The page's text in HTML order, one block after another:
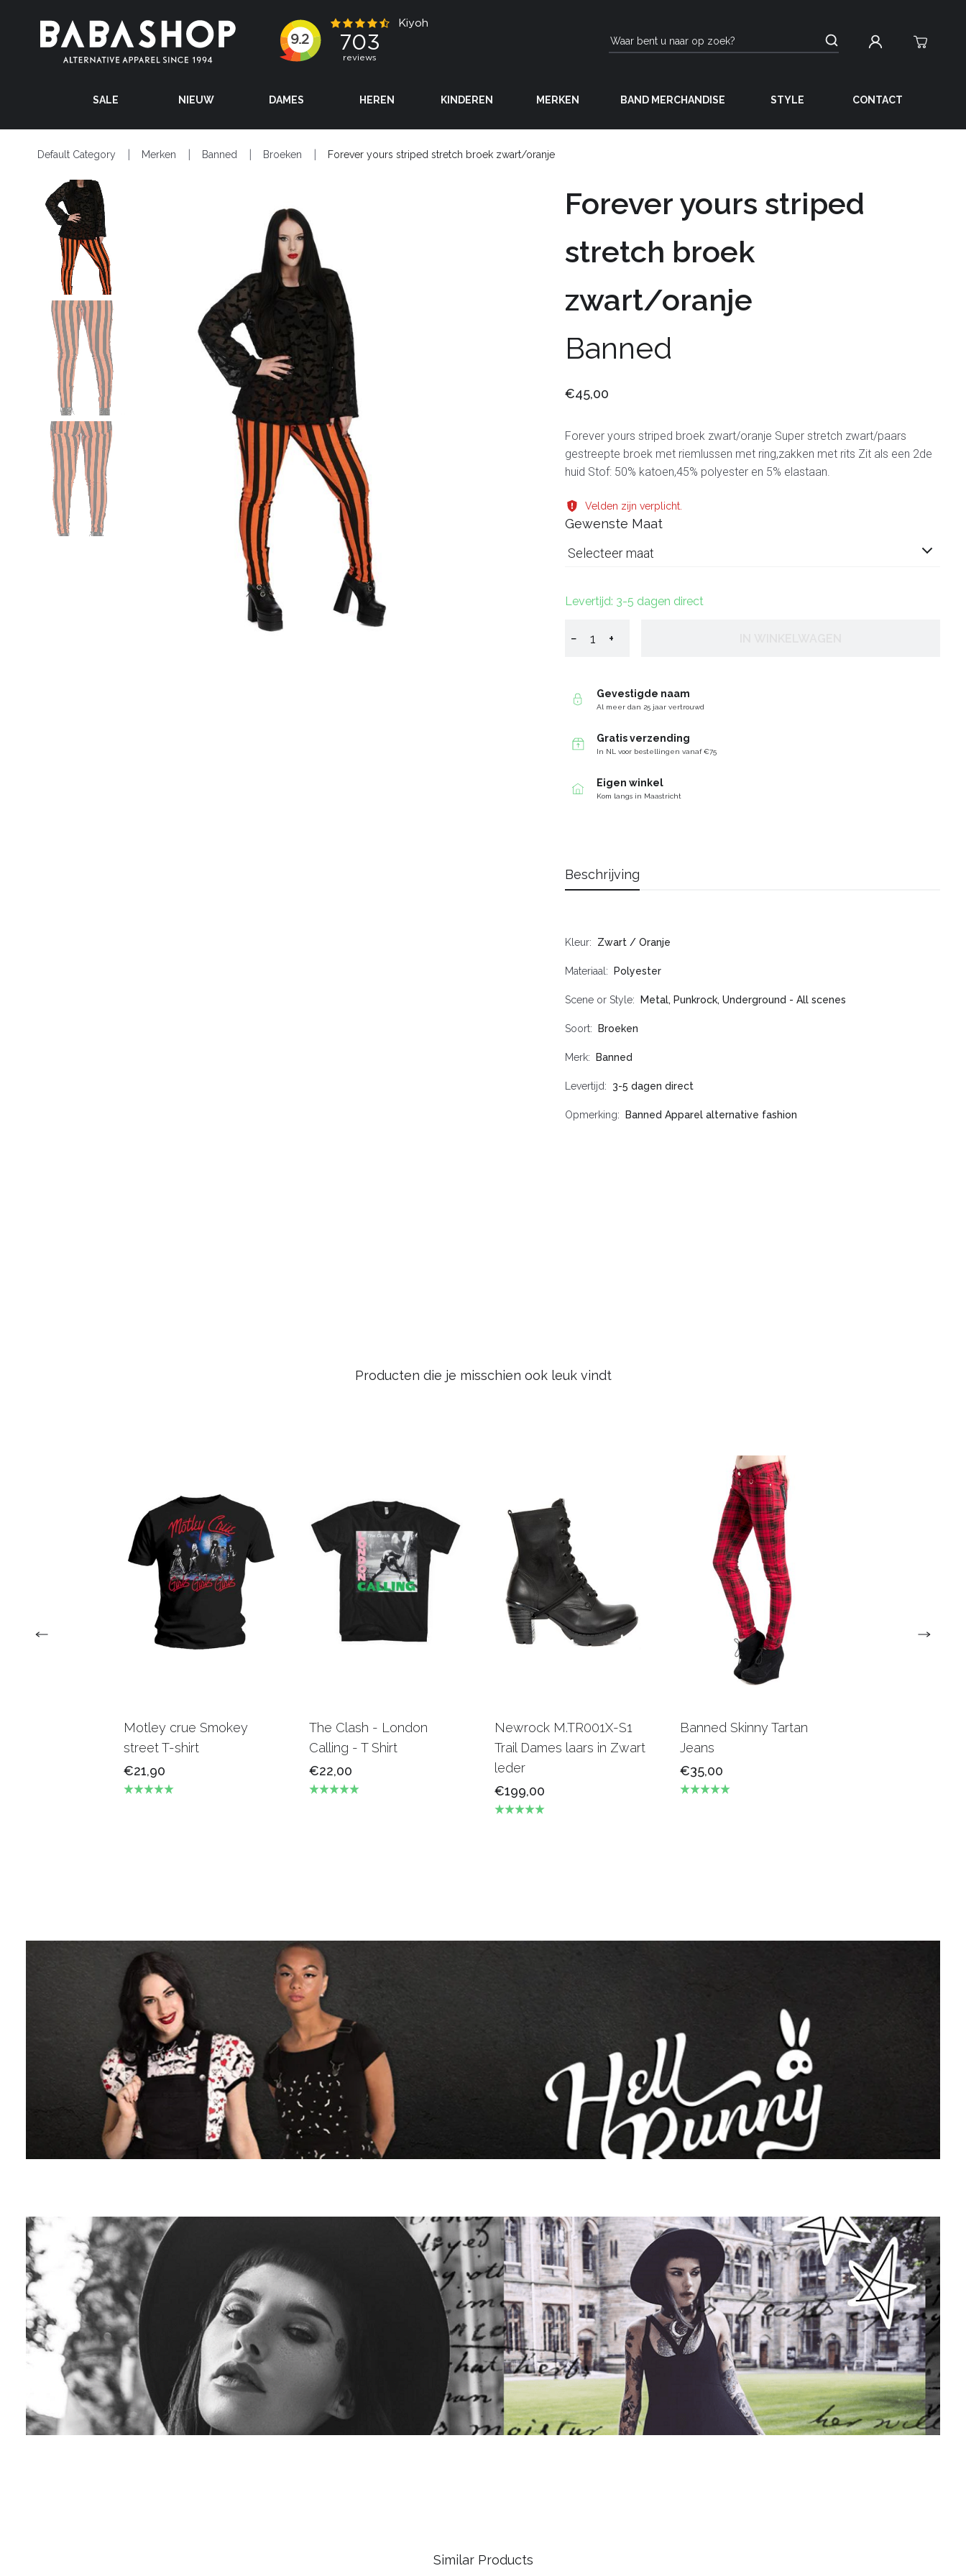
SALE NIEUW DAMES HEREN KINDEREN MERKEN BAND MERCHANDISE STYLE CONTACT
Default Category Merken Banned Broeken Forever yours striped stretch broek zwart/oranje
Forever yours striped
stretch broek
zwart/oranje
Banned
€45,00
Forever yours striped broek zwart/oranje Super stretch zwart/paars
gestreepte broek met riemlussen met ring,zakken met rits Zit als een 2de
huid Stof: 50% katoen,45% polyester en 5% elastaan.
Velden zijn verplicht.
Gewenste Maat
Selecteer maat
Levertijd: 3-5 dagen direct
− +
Gevestigde naam
Al meer dan 25 jaar vertrouwd
Gratis verzending
In NL voor bestellingen vanaf €75
Eigen winkel
Kom langs in Maastricht
Beschrijving
Kleur Zwart / Oranje
Materiaal Polyester
Scene or Style Metal, Punkrock, Underground - All scenes
Soort Broeken
Merk Banned
Levertijd 3-5 dagen direct
Opmerking Banned Apparel alternative fashion
Producten die je misschien ook leuk vindt
Motley crue Smokey
street T-shirt
€21,90
The Clash - London
Calling - T Shirt
€22,00
Newrock M.TR001X-S1
Trail Dames laars in Zwart
leder
€199,00
Banned Skinny Tartan
Jeans
€35,00
Similar Products